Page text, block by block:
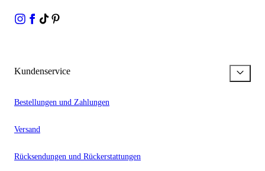
Kundenservice
Bestellungen und Zahlungen
Versand
Rücksendungen und Rückerstattungen